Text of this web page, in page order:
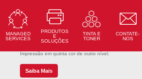
MANAGED
SERVICES
PRODUTOS
E
SOLUÇÕES
TINTA E
TONER
CONTATE-
NOS
Impressão em quinta cor de outro nível.
Saiba Mais
2700 S Commerce Pkwy # 201, Weston, FL